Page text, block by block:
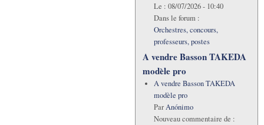
Le : 08/07/2026 - 10:40
Dans le forum :
Orchestres, concours,
professeurs, postes
A vendre Basson TAKEDA
modèle pro
A vendre Basson TAKEDA
modèle pro
ParAnónimo
Nouveau commentaire de :